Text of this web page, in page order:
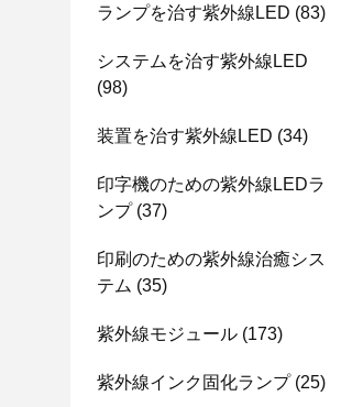
ランプを治す紫外線LED (83)
システムを治す紫外線LED
(98)
装置を治す紫外線LED (34)
印字機のための紫外線LEDラ
ンプ(37)
印刷のための紫外線治癒シス
テム (35)
紫外線モジュール (173)
紫外線インク固化ランプ(25)